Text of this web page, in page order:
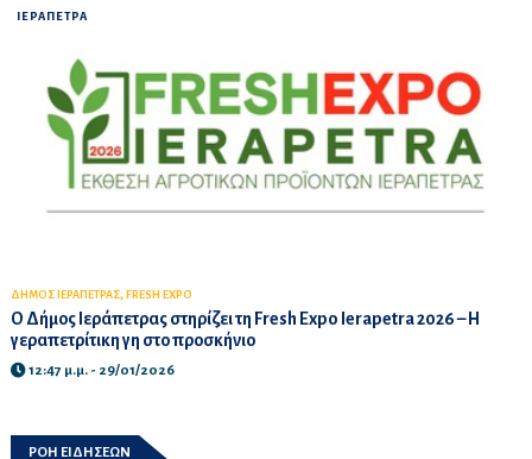
ΙΕΡΑΠΕΤΡΑ
ΔΗΜΟΣ ΙΕΡΑΠΕΤΡΑΣ, FRESH EXPO
Ο Δήμος Ιεράπετρας στηρίζει τη Fresh Expo Ierapetra 2026 – Η
γεραπετρίτικη γη στο προσκήνιο
12:47 μ.μ. - 29/01/2026
ΡΟΗ ΕΙΔΗΣΕΩΝ